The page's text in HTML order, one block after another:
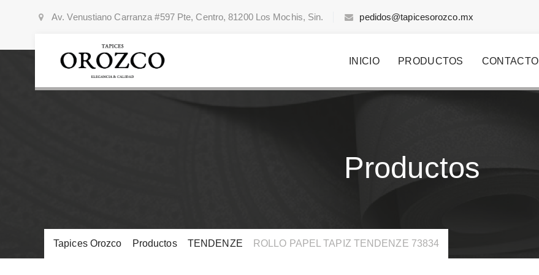
Av. Venustiano Carranza #597 Pte, Centro, 81200 Los Mochis, Sin. pedidos@tapicesorozco.mx
INICIO PRODUCTOS CONTACTO
Productos
Tapices Orozco Productos> TENDENZE ROLLO PAPEL TAPIZ TENDENZE 73834